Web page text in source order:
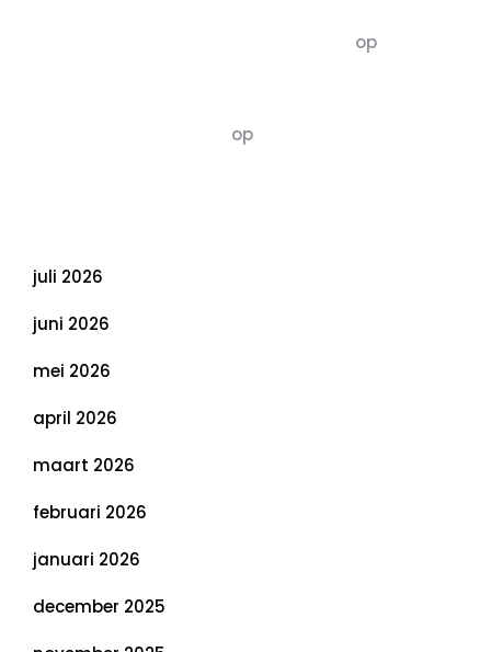
op
op
juli 2026
juni 2026
mei 2026
april 2026
maart 2026
februari 2026
januari 2026
december 2025